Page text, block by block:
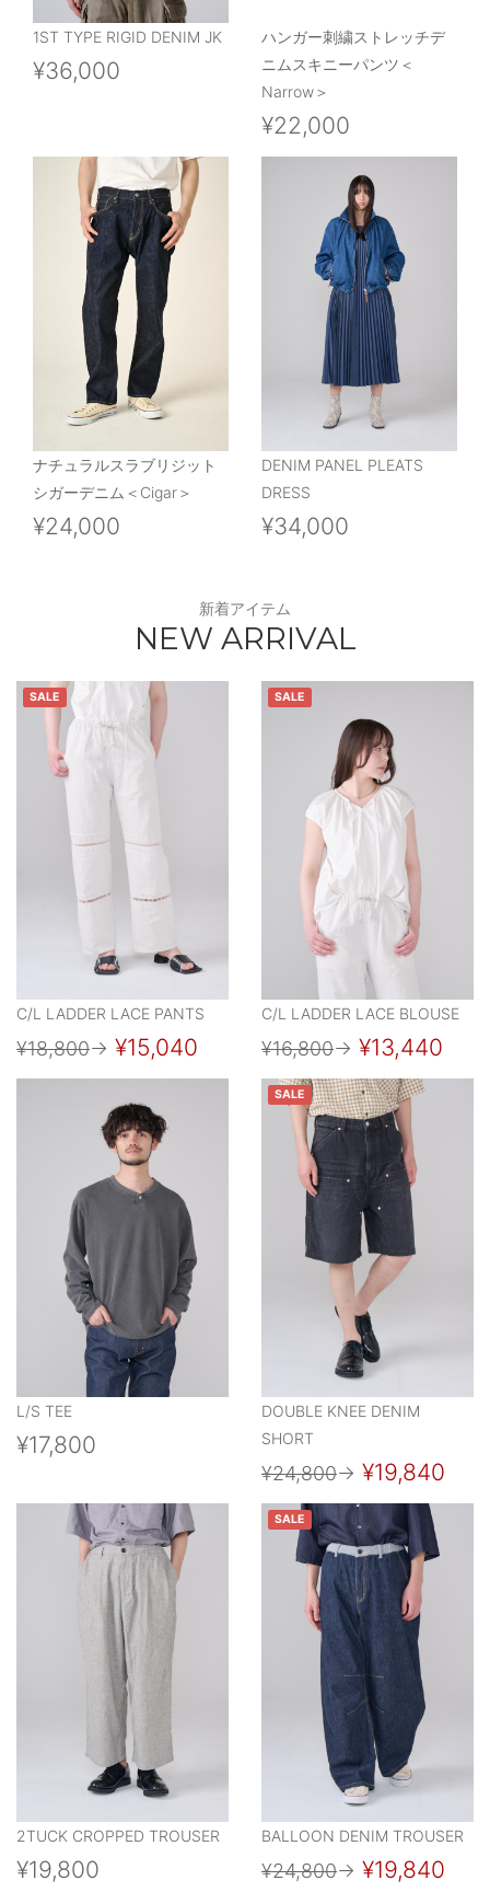
1ST TYPE RIGID DENIM JK
¥36,000
ハンガー刺繍ストレッチデ
ニムスキニーパンツ＜
Narrow＞
¥22,000
ナチュラルスラブリジット
シガーデニム＜Cigar＞
¥24,000
DENIM PANEL PLEATS
DRESS
¥34,000
新着アイテム
NEW ARRIVAL
SALE
C/L LADDER LACE PANTS
¥18,800→ ¥15,040
SALE
C/L LADDER LACE BLOUSE
¥16,800→ ¥13,440
L/S TEE
¥17,800
SALE
DOUBLE KNEE DENIM
SHORT
¥24,800→ ¥19,840
2TUCK CROPPED TROUSER
¥19,800
SALE
BALLOON DENIM TROUSER
¥24,800→ ¥19,840